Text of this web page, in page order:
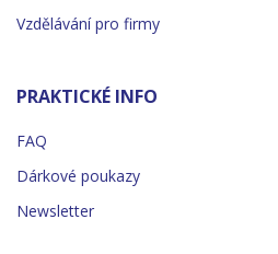
Vzdělávání pro firmy
PRAKTICKÉ INFO
FAQ
Dárkové poukazy
Newsletter